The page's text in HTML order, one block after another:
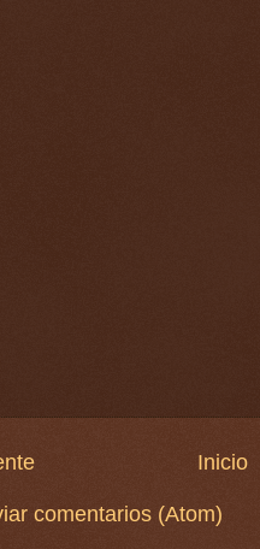
Inicio
comentarios (Atom)